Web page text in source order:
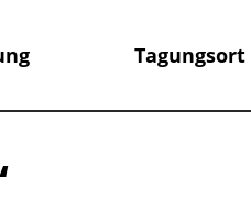
Tagungsort